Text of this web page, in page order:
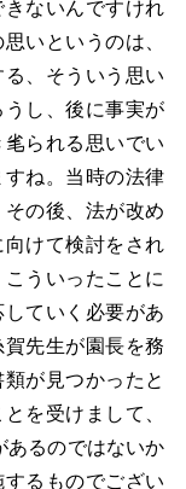
ないんですけれ
いというのは、
、そういう思い
し、後に事実が
られる思いでい
ね。当時の法律
の後、法が改め
けて検討をされ
ういったことに
ていく必要があ
先生が園長を務
が見つかったと
を受けまして、
あるのではないか
るものでござい